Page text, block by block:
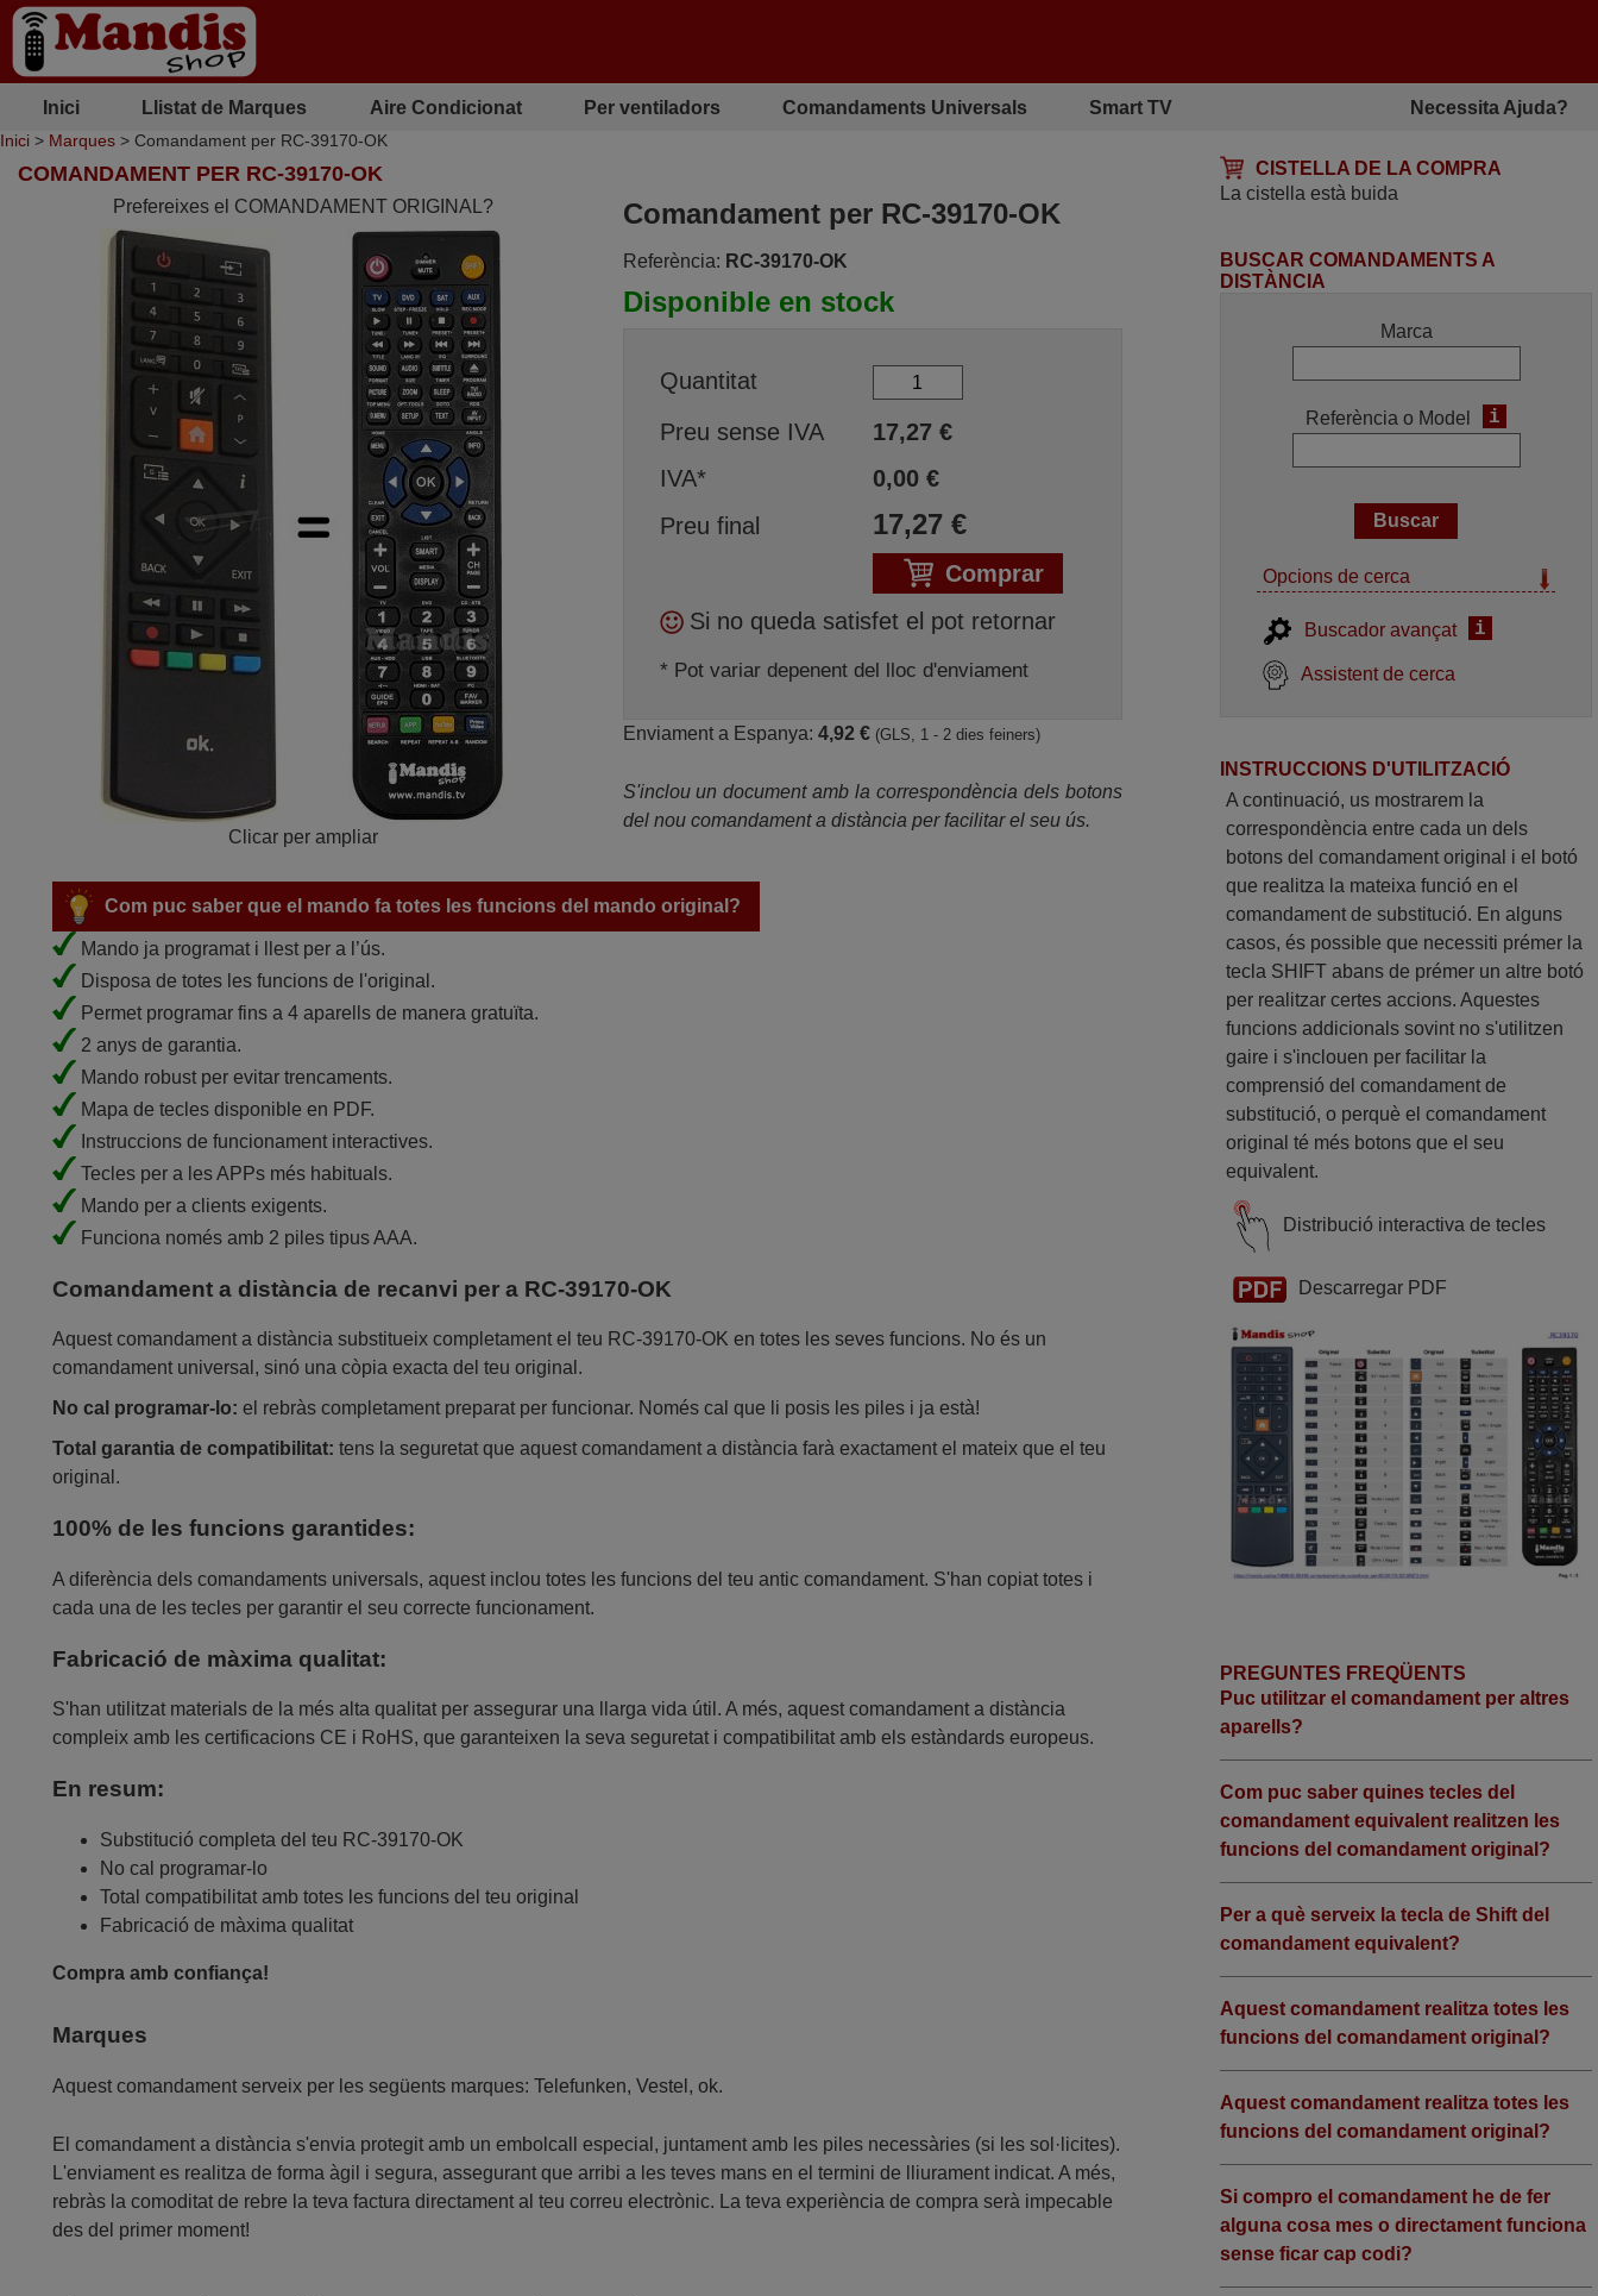
Inici Llistat de Marques Aire Condicionat Per ventiladors Comandaments Universals Smart TV Necessita Ajuda?
Inici > Marques > Comandament per RC-39170-OK
CISTELLA DE LA COMPRA
La cistella està buida
COMANDAMENT PER RC-39170-OK
Prefereixes el COMANDAMENT ORIGINAL?
Clicar per ampliar
Comandament per RC-39170-OK
Referència: RC-39170-OK
Disponible en stock
Quantitat
Preu sense IVA
17,27€
IVA*
0,00€
Preu final
17,27€
Comprar
Si no queda satisfet el pot retornar
* Pot variar depenent del lloc d'enviament
Enviament a Espanya: 4,92 € (GLS, 1 - 2 dies feiners)
S'inclou un document amb la correspondència dels botons
del nou comandament a distància per facilitar el seu ús.
Com puc saber que el mando fa totes les funcions del mando original?
Mando ja programat i llest per a l’ús.
Disposa de totes les funcions de l'original.
Permet programar fins a 4 aparells de manera gratuïta.
2 anys de garantia.
Mando robust per evitar trencaments.
Mapa de tecles disponible en PDF.
Instruccions de funcionament interactives.
Tecles per a les APPs més habituals.
Mando per a clients exigents.
Funciona només amb 2 piles tipus AAA.
Comandament a distància de recanvi per a RC-39170-OK
Aquest comandament a distància substitueix completament el teu RC-39170-OK en totes les seves funcions. No és un
comandament universal, sinó una còpia exacta del teu original.
No cal programar-lo: el rebràs completament preparat per funcionar. Només cal que li posis les piles i ja està!
Total garantia de compatibilitat: tens la seguretat que aquest comandament a distància farà exactament el mateix que el teu
original.
100% de les funcions garantides:
A diferència dels comandaments universals, aquest inclou totes les funcions del teu antic comandament. S'han copiat totes i
cada una de les tecles per garantir el seu correcte funcionament.
Fabricació de màxima qualitat:
S'han utilitzat materials de la més alta qualitat per assegurar una llarga vida útil. A més, aquest comandament a distància
compleix amb les certificacions CE i RoHS, que garanteixen la seva seguretat i compatibilitat amb els estàndards europeus.
En resum:
Substitució completa del teu RC-39170-OK
No cal programar-lo
Total compatibilitat amb totes les funcions del teu original
Fabricació de màxima qualitat
Compra amb confiança!
Marques
Aquest comandament serveix per les següents marques: Telefunken,Vestel ,ok.
El comandament a distància s'envia protegit amb un embolcall especial, juntament amb les piles necessàries (si les sol·licites).
L'enviament es realitza de forma àgil i segura, assegurant que arribi a les teves mans en el termini de lliurament indicat. A més,
rebràs la comoditat de rebre la teva factura directament al teu correu electrònic. La teva experiència de compra serà impecable
des del primer moment!
BUSCAR COMANDAMENTS A
DISTÀNCIA
Marca
Referència o Model i
Opcions de cerca
Buscador avançat i
Assistent de cerca
INSTRUCCIONS D'UTILITZACIÓ
A continuació, us mostrarem la
correspondència entre cada un dels
botons del comandament original i el botó
que realitza la mateixa funció en el
comandament de substitució. En alguns
casos, és possible que necessiti prémer la
tecla SHIFT abans de prémer un altre botó
per realitzar certes accions. Aquestes
funcions addicionals sovint no s'utilitzen
gaire i s'inclouen per facilitar la
comprensió del comandament de
substitució, o perquè el comandament
original té més botons que el seu
equivalent.
Distribució interactiva de tecles
Descarregar PDF
PREGUNTES FREQÜENTS
Puc utilitzar el comandament per altres
aparells?
Com puc saber quines tecles del
comandament equivalent realitzen les
funcions del comandament original?
Per a què serveix la tecla de Shift del
comandament equivalent?
Aquest comandament realitza totes les
funcions del comandament original?
Aquest comandament realitza totes les
funcions del comandament original?
Si compro el comandament he de fer
alguna cosa mes o directament funciona
sense ficar cap codi?